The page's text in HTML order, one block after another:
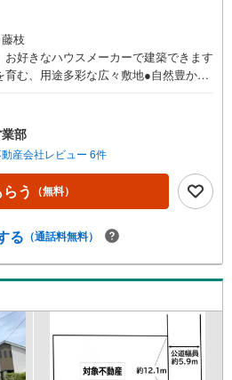
藤枝
お好きなハウスメーカーで建築できます
育む、用途多彩な広々敷地●自然豊かな
い●○●○●○●○●○●○●○●○●○●○●○●【物
元に強い「山一地所」だから売買物件
の物件のご紹介から、ローンのご相
でおまかせください!!■住宅ローンはど
ろう？■無理のない支払いの為には、予
いいの？■マンションか戸建か迷い中。
まく進めるコツは？■どのくらいで売却
住まいに関するご相談を随時お受けし
スタッフが丁寧な対応と説明でサポー
部
産会社レビュー 6件
う （無料）
る （通話料無料）